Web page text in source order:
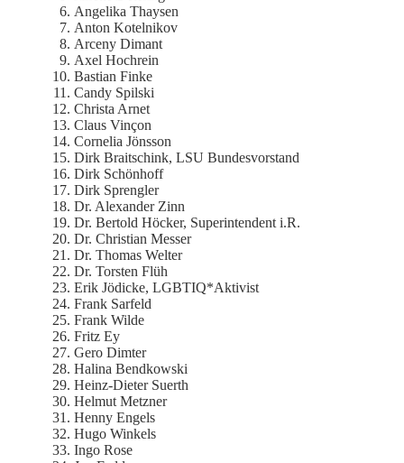
Angelika Thaysen
Anton Kotelnikov
Arceny Dimant
Axel Hochrein
Bastian Finke
Candy Spilski
Christa Arnet
Claus Vinçon
Cornelia Jönsson
Dirk Braitschink, LSU Bundesvorstand
Dirk Schönhoff
Dirk Sprengler
Dr. Alexander Zinn
Dr. Bertold Höcker, Superintendent i.R.
Dr. Christian Messer
Dr. Thomas Welter
Dr. Torsten Flüh
Erik Jödicke, LGBTIQ*Aktivist
Frank Sarfeld
Frank Wilde
Fritz Ey
Gero Dimter
Halina Bendkowski
Heinz-Dieter Suerth
Helmut Metzner
Henny Engels
Hugo Winkels
Ingo Rose